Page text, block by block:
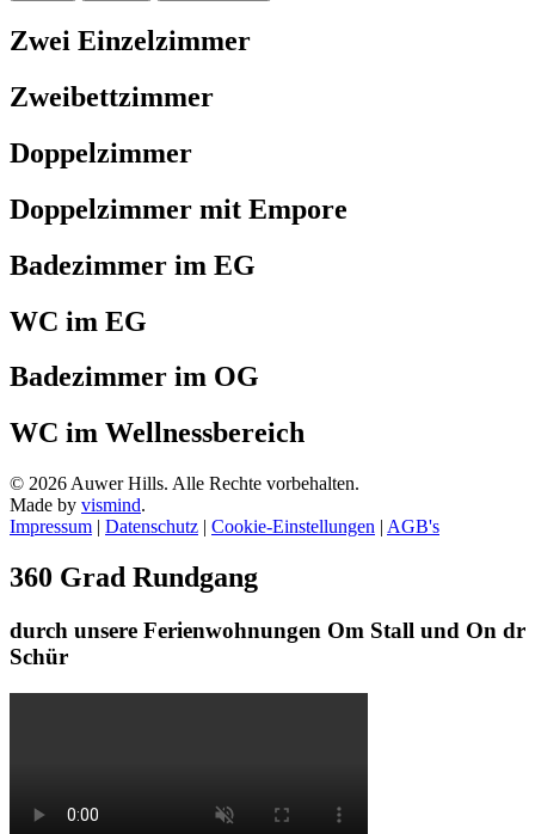
Zwei Einzelzimmer
Zweibettzimmer
Doppelzimmer
Doppelzimmer mit Empore
Badezimmer im EG
WC im EG
Badezimmer im OG
WC im Wellnessbereich
© 2026 Auwer Hills. Alle Rechte vorbehalten.
Made by vismind.
Impressum | Datenschutz | Cookie-Einstellungen | AGB's
360 Grad Rundgang
durch unsere Ferienwohnungen Om Stall und On dr
Schür